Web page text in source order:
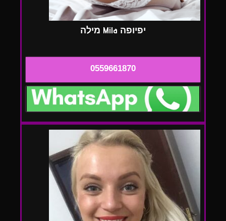
יפיופה Mila מילה
0559661870